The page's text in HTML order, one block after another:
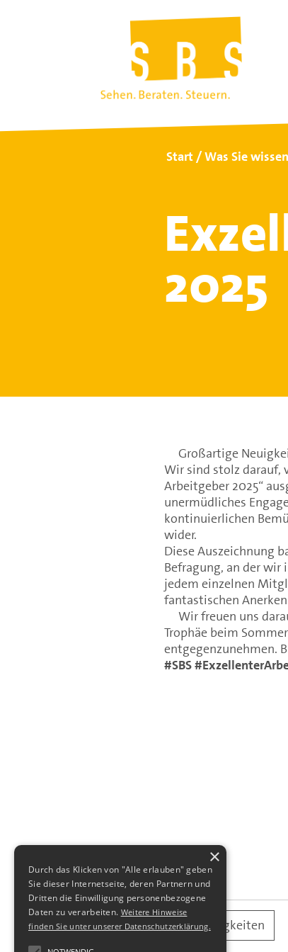
Start Was Sie
2025
Großartige
Wir sind stolz darauf,
Arbeitgeber 2025“
unermüdliches
kontinuierlichen
wider.
Diese Auszeichnung
Befragung, an der
jedem einzelnen
fantastischen
Wir freuen uns
Trophäe beim
entgegenzunehmen.
#SBS
alle Neuigkeiten
×
Durch das Klicken von "Alle erlauben" geben
Sie dieser Internetseite, deren Partnern und
Dritten die Einwilligung personenbezogene
Daten zu verarbeiten. Weitere Hinweise
finden Sie unter unserer Datenschutzerklärung.